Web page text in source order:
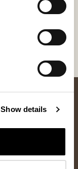
Show details